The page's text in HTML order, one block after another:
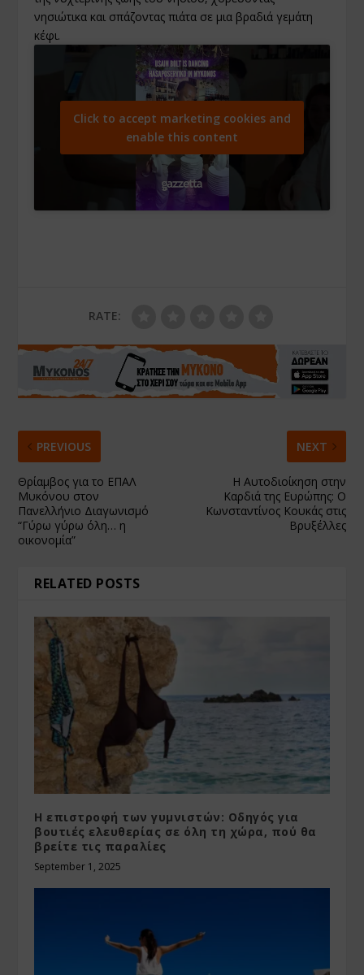
νησιώτικα και σπάζοντας πιάτα σε μια βραδιά γεμάτη
κέφι.
Click to accept marketing cookies and
enable this content
RATE:
PREVIOUS
Θρίαμβος για το ΕΠΑΛ
Μυκόνου στον
Πανελλήνιο Διαγωνισμό
“Γύρω γύρω όλη… η
οικονομία”
NEXT
Η Αυτοδιοίκηση στην
Καρδιά της Ευρώπης: Ο
Κωνσταντίνος Κουκάς στις
Βρυξέλλες
RELATED POSTS
Η επιστροφή των γυμνιστών: Οδηγός για
βουτιές ελευθερίας σε όλη τη χώρα, πού θα
βρείτε τις παραλίες
September 1, 2025